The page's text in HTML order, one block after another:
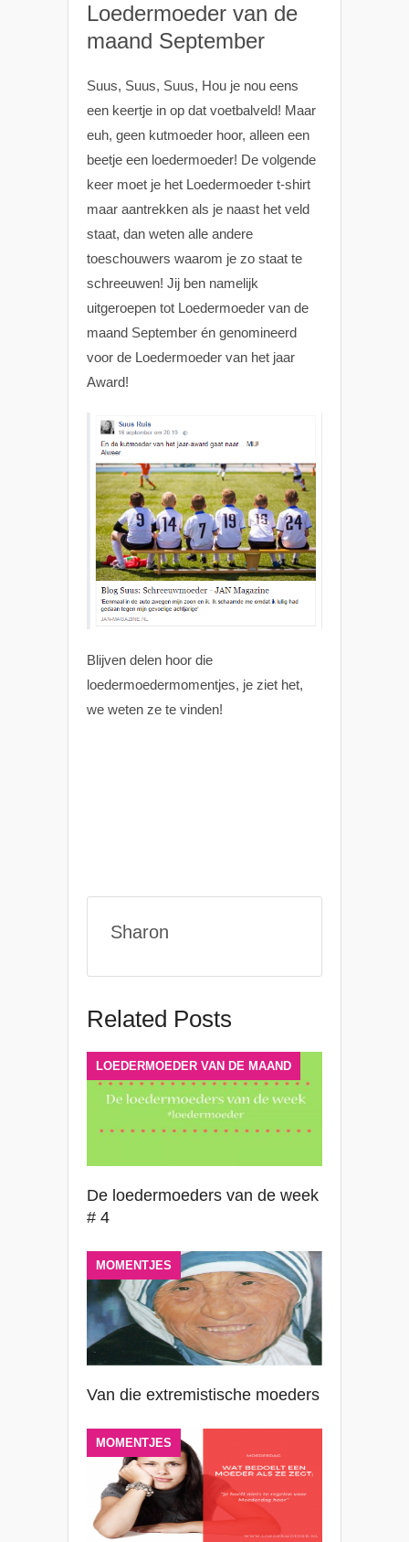
Loedermoeder van de
maand September
Suus, Suus, Suus, Hou je nou eens
een keertje in op dat voetbalveld! Maar
euh, geen kutmoeder hoor, alleen een
beetje een loedermoeder! De volgende
keer moet je het Loedermoeder t-shirt
maar aantrekken als je naast het veld
staat, dan weten alle andere
toeschouwers waarom je zo staat te
schreeuwen! Jij ben namelijk
uitgeroepen tot Loedermoeder van de
maand September én genomineerd
voor de Loedermoeder van het jaar
Award!
Blijven delen hoor die
loedermoedermomentjes, je ziet het,
we weten ze te vinden!
Sharon
Related Posts
De loedermoeders van de week
# 4
LOEDERMOEDER VAN DE MAAND
Van die extremistische moeders
MOMENTJES
MOMENTJES